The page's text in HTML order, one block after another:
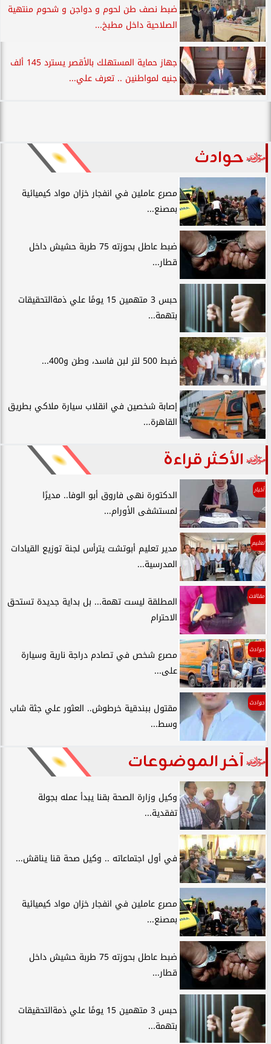
ضبط نصف طن لحوم و دواجن و شحوم منتهية
الصلاحية داخل مطبخ...
جهاز حماية المستهلك بالأقصر يسترد 145 ألف
جنيه لمواطنين .. تعرف علي...
حوادث
مصرع عاملين في انفجار خزان مواد كيميائية
بمصنع...
ضبط عاطل بحوزته 75 طربة حشيش داخل
قطار...
حبس 3 متهمين 15 يومًا علي ذمةالتحقيقات
بتهمة...
ضبط 500 لتر لبن فاسد، وطن و400...
إصابة شخصين في انقلاب سيارة ملاكي بطريق
القاهرة...
الأكثر قراءة
أخبار
الدكتورة نهى فاروق أبو الوفا.. مديرًا
لمستشفى الأورام...
تعليم
مدير تعليم أبوتشت يترأس لجنة توزيع القيادات
المدرسية...
مقالات
المطلقة ليست تهمة... بل بداية جديدة تستحق
الاحترام
حوادث
مصرع شخص في تصادم دراجة نارية وسيارة
على...
حوادث
مقتول ببندقية خرطوش.. العثور علي جثة شاب
وسط...
آخر الموضوعات
وكيل وزارة الصحة بقنا يبدأ عمله بجولة
تفقدية...
في أول اجتماعاته .. وكيل صحة قنا يناقش...
مصرع عاملين في انفجار خزان مواد كيميائية
بمصنع...
ضبط عاطل بحوزته 75 طربة حشيش داخل
قطار...
حبس 3 متهمين 15 يومًا علي ذمةالتحقيقات
بتهمة...